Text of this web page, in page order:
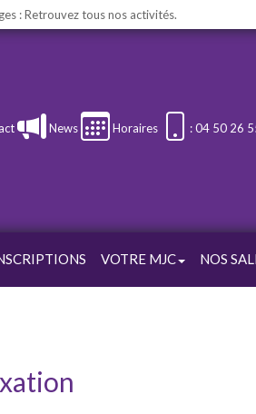
: Retrouvez tous nos activités.
News Horaires : 04 50 26
VOTRE MJC NOS